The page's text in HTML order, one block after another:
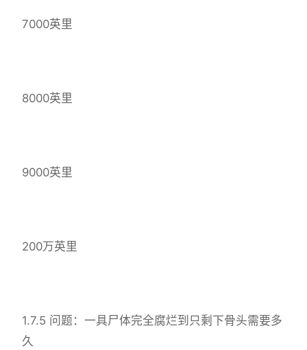
7000英里
8000英里
9000英里
200万英里
1.7.5 问题：一具尸体完全腐烂到只剩下骨头需要多
久